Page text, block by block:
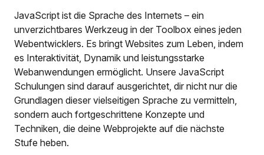
JavaScript ist die Sprache des Internets – ein
unverzichtbares Werkzeug in der Toolbox eines jeden
Webentwicklers. Es bringt Websites zum Leben, indem
es Interaktivität, Dynamik und leistungsstarke
Webanwendungen ermöglicht. Unsere JavaScript
Schulungen sind darauf ausgerichtet, dir nicht nur die
Grundlagen dieser vielseitigen Sprache zu vermitteln,
sondern auch fortgeschrittene Konzepte und
Techniken, die deine Webprojekte auf die nächste
Stufe heben.